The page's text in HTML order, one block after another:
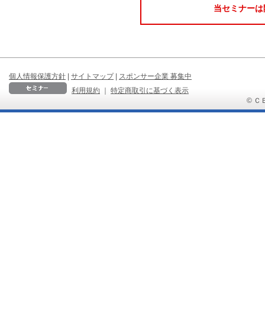
当セミナー
個人情報保護方針 | サイトマップ | スポンサー企業 募集中
利用規約
｜
特定商取引に基づく表示
© Ｃ